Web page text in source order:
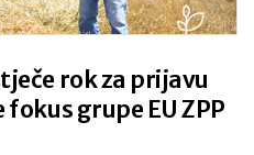
rok za prijavu
grupe EU ZPP